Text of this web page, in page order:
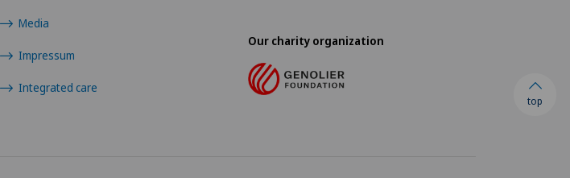
Media
Impressum
Integrated care
Our charity organization
top